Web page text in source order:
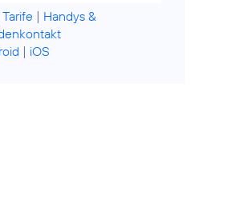
Tarife | Handys &
| iOS